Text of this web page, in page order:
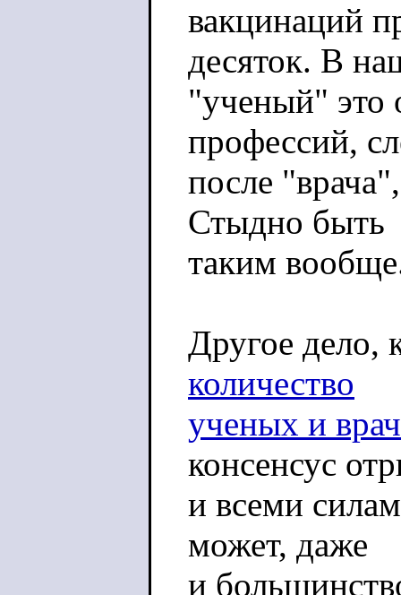
вакцинаций
десяток. В
"ученый" это
профессий,
после
Стыдно быть
таким
Другое дело,
количество
ученых и
консенсус
и всеми
может, даже
и